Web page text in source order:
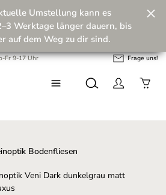
Zukunft! 💪
Umstellung kann es
Werktage länger dauern, bis
auf dem Weg zu dir sind.
Fr 9-17 Uhr Frage uns!
Bodenfliesen